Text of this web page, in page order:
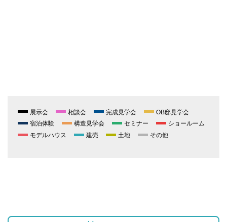
展示会 相談会 完成見学会
OB邸見学会
宿泊体験
構造見学会 セミナー
ショールーム
モデルハウス
建売 土地 その他